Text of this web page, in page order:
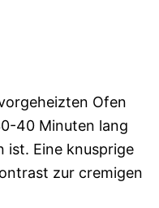
Ofen
40 Minuten lang
ist. Eine knusprige
zur cremigen